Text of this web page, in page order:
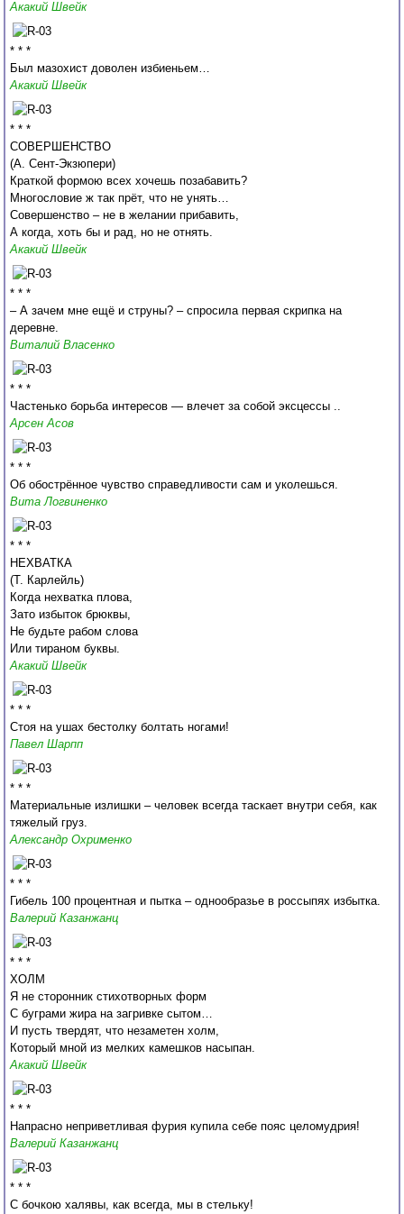
Акакий Швейк
* * *
Был мазохист доволен избиеньем…
Акакий Швейк
* * *
СОВЕРШЕНСТВО
(А. Сент-Экзюпери)
Краткой формою всех хочешь позабавить?
Многословие ж так прёт, что не унять…
Совершенство – не в желании прибавить,
А когда, хоть бы и рад, но не отнять.
Акакий Швейк
* * *
– А зачем мне ещё и струны? – спросила первая скрипка на
деревне.
Виталий Власенко
* * *
Частенько борьба интересов — влечет за собой эксцессы ..
Арсен Асов
* * *
Об обострённое чувство справедливости сам и уколешься.
Вита Логвиненко
* * *
НЕХВАТКА
(Т. Карлейль)
Когда нехватка плова,
Зато избыток брюквы,
Не будьте рабом слова
Или тираном буквы.
Акакий Швейк
* * *
Стоя на ушах бестолку болтать ногами!
Павел Шарпп
* * *
Материальные излишки – человек всегда таскает внутри себя, как
тяжелый груз.
Александр Охрименко
* * *
Гибель 100 процентная и пытка – однообразье в россыпях избытка.
Валерий Казанжанц
* * *
ХОЛМ
Я не сторонник стихотворных форм
С буграми жира на загривке сытом…
И пусть твердят, что незаметен холм,
Который мной из мелких камешков насыпан.
Акакий Швейк
* * *
Напрасно неприветливая фурия купила себе пояс целомудрия!
Валерий Казанжанц
* * *
С бочкою халявы, как всегда, мы в стельку!